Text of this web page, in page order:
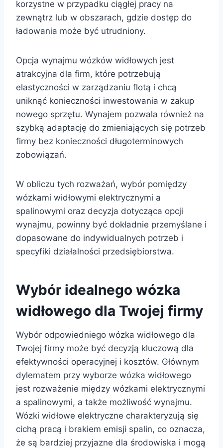
korzystne w przypadku ciągłej pracy na
zewnątrz lub w obszarach, gdzie dostęp do
ładowania może być utrudniony.
Opcja wynajmu wózków widłowych jest
atrakcyjna dla firm, które potrzebują
elastyczności w zarządzaniu flotą i chcą
uniknąć konieczności inwestowania w zakup
nowego sprzętu. Wynajem pozwala również na
szybką adaptację do zmieniających się potrzeb
firmy bez konieczności długoterminowych
zobowiązań.
W obliczu tych rozważań, wybór pomiędzy
wózkami widłowymi elektrycznymi a
spalinowymi oraz decyzja dotycząca opcji
wynajmu, powinny być dokładnie przemyślane i
dopasowane do indywidualnych potrzeb i
specyfiki działalności przedsiębiorstwa.
Wybór idealnego wózka
widłowego dla Twojej firmy
Wybór odpowiedniego wózka widłowego dla
Twojej firmy może być decyzją kluczową dla
efektywności operacyjnej i kosztów. Głównym
dylematem przy wyborze wózka widłowego
jest rozważenie między wózkami elektrycznymi
a spalinowymi, a także możliwość wynajmu.
Wózki widłowe elektryczne charakteryzują się
cichą pracą i brakiem emisji spalin, co oznacza,
że są bardziej przyjazne dla środowiska i mogą